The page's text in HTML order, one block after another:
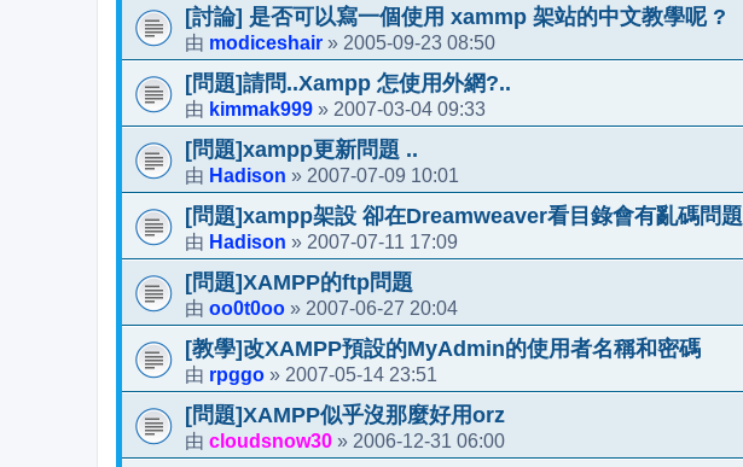
[討論] 是否可以寫一個使用 xammp 架站的中文教學呢 ?
由 modiceshair » 2005-09-23 08:50
[問題]請問..Xampp 怎使用外網?..
由 kimmak999 » 2007-03-04 09:33
[問題]xampp更新問題 ..
由 Hadison » 2007-07-09 10:01
[問題]xampp架設 卻在Dreamweaver看目錄會有亂碼問題
由 Hadison » 2007-07-11 17:09
[問題]XAMPP的ftp問題
由 oo0t0oo » 2007-06-27 20:04
[教學]改XAMPP預設的MyAdmin的使用者名稱和密碼
由 rpggo » 2007-05-14 23:51
[問題]XAMPP似乎沒那麼好用orz
由 cloudsnow30 » 2006-12-31 06:00